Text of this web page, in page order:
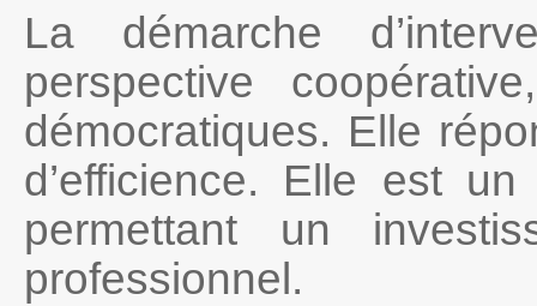
La démarche
perspective
démocratiques. Elle
d’efficience. Elle est
permettant un
professionnel.